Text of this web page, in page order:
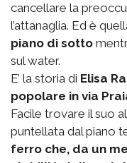
cancellare la
l’attanaglia. Ed è
piano di sotto
sul water.
E’ la storia di Elisa
popolare in via
Facile trovare il suo
puntellata dal piano
ferro che, da un